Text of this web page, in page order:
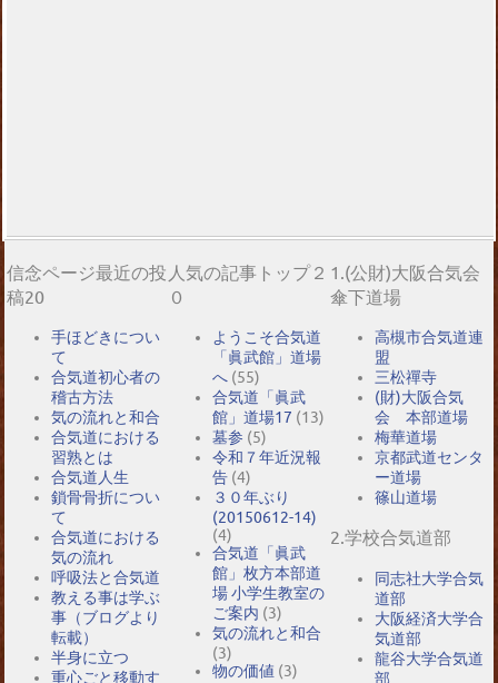
信念ページ最近の投
稿20
手ほどきについ
て
合気道初心者の
稽古方法
気の流れと和合
合気道における
習熟とは
合気道人生
鎖骨骨折につい
て
合気道における
気の流れ
呼吸法と合気道
教える事は学ぶ
事（ブログより
転載）
半身に立つ
重心ごと移動す
人気の記事トップ２
０
ようこそ合気道
「眞武館」道場
へ (55)
合気道「眞武
館」道場17 (13)
墓参 (5)
令和７年近況報
告 (4)
３０年ぶり
(20150612-14)
(4)
合気道「眞武
館」枚方本部道
場 小学生教室の
ご案内 (3)
気の流れと和合
(3)
物の価値 (3)
1.(公財)大阪合気会
傘下道場
高槻市合気道連
盟
三松禪寺
(財)大阪合気
会 本部道場
梅華道場
京都武道センタ
ー道場
篠山道場
2.学校合気道部
同志社大学合気
道部
大阪経済大学合
気道部
龍谷大学合気道
部